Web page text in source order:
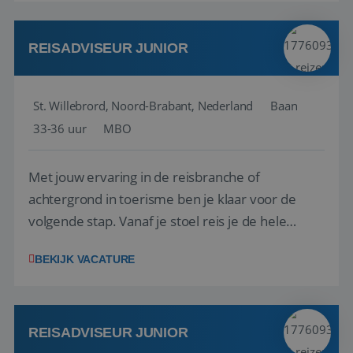
klanten te overtuigen om die droomreis te
boeken! ...
REISADVISEUR JUNIOR
St. Willebrord, Noord-Brabant, Nederland
Baan
33-36 uur
MBO
Met jouw ervaring in de reisbranche of
achtergrond in toerisme ben je klaar voor de
volgende stap. Vanaf je stoel reis je de hele
wensen van je team, je klant en wat er in de
klanten te overtuigen om die droomreis te
boeken! ...
BEKIJK VACATURE
REISADVISEUR JUNIOR